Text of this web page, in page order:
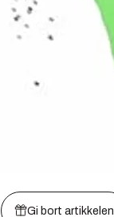
Gi bort artikkelen